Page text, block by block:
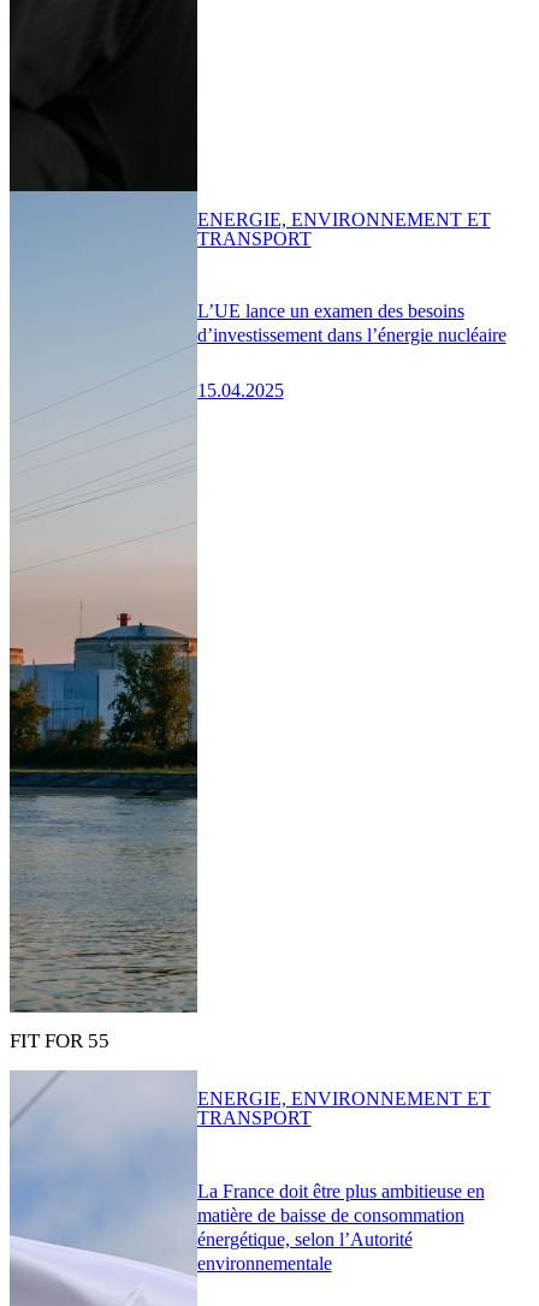
L’UE lance un examen des besoins
d’investissement dans l’énergie nucléaire
15.04.2025
ENERGIE, ENVIRONNEMENT ET
TRANSPORT
FIT FOR 55
La France doit être plus ambitieuse en
matière de baisse de consommation
énergétique, selon l’Autorité
environnementale
ENERGIE, ENVIRONNEMENT ET
TRANSPORT